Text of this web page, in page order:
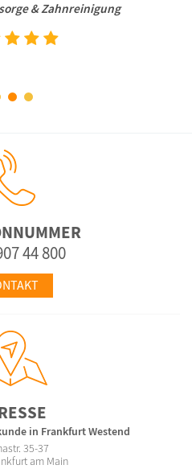
& Zahnreinigung
44 800
in Frankfurt Westend
35-37
am Main